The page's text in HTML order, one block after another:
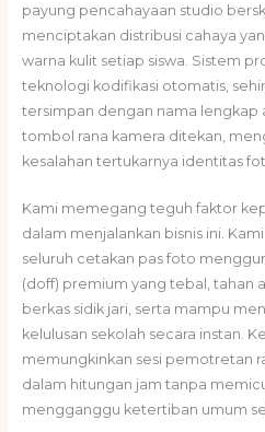
payung pencahayaan studio
menciptakan distribusi cahaya
warna kulit setiap siswa. Sistem
teknologi kodifikasi otomatis,
tersimpan dengan nama lengkap
tombol rana kamera ditekan,
kesalahan tertukarnya identitas
Kami memegang teguh faktor
dalam menjalankan bisnis ini.
seluruh cetakan pas foto
(doff) premium yang tebal, tahan
berkas sidik jari, serta mampu
kelulusan sekolah secara instan.
memungkinkan sesi pemotretan
dalam hitungan jam tanpa
mengganggu ketertiban umum